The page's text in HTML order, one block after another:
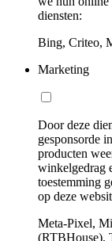
diensten:
Bing, Criteo,
Marketing
Door deze
gesponsorde
producten
winkelgedrag
toestemming
op deze
Meta-Pixel,
(RTBHouse),